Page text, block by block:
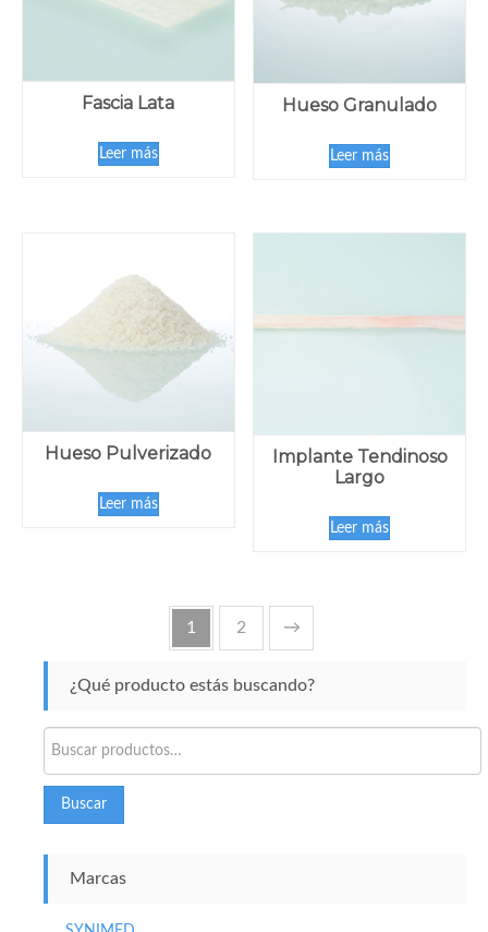
Fascia Lata
Leer más
Hueso Granulado
Leer más
Hueso Pulverizado
Leer más
Implante Tendinoso
Largo
Leer más
1 2 →
¿Qué producto estás buscando?
por:
Buscar
Marcas